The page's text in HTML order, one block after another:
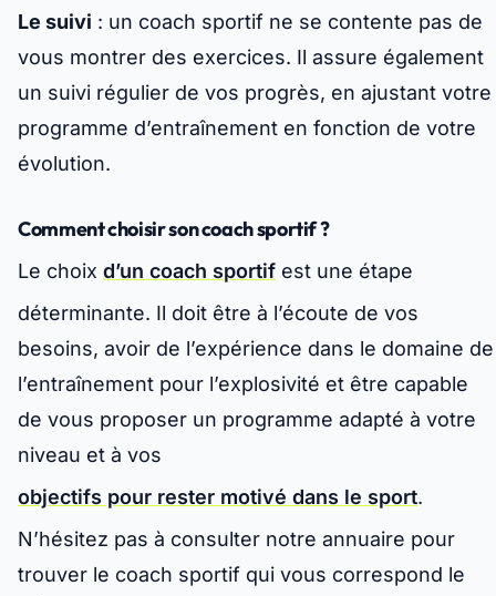
Le suivi : un coach sportif ne se contente pas de
vous montrer des exercices. Il assure également
un suivi régulier de vos progrès, en ajustant votre
programme d’entraînement en fonction de votre
évolution.
Comment choisir son coach sportif ?
Le choix d’un coach sportif est une étape
déterminante. Il doit être à l’écoute de vos
besoins, avoir de l’expérience dans le domaine de
l’entraînement pour l’explosivité et être capable
de vous proposer un programme adapté à votre
niveau et à vos
objectifs pour rester motivé dans le sport.
N’hésitez pas à consulter notre annuaire pour
trouver le coach sportif qui vous correspond le